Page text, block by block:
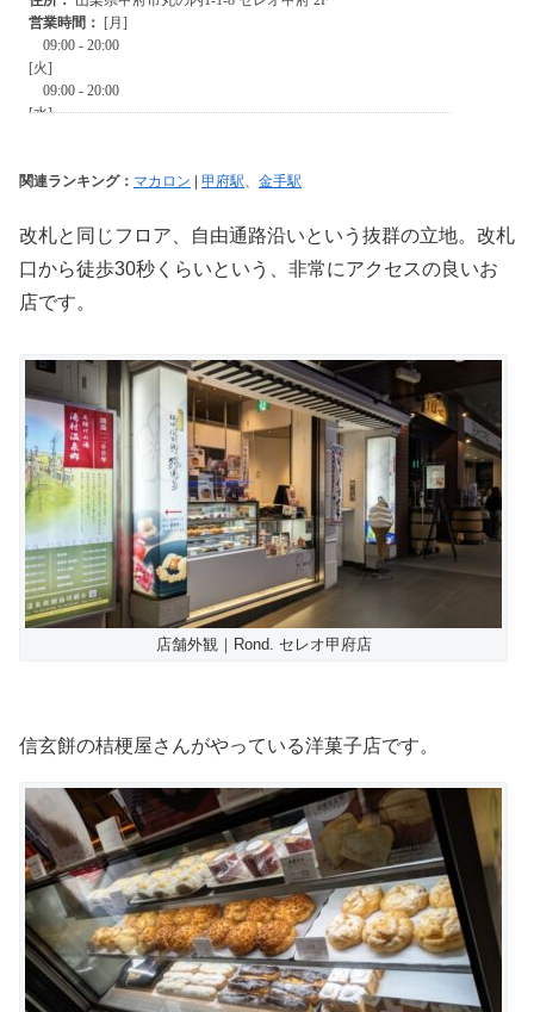
関連ランキング： マカロン | 甲府駅、 金手駅
改札と同じフロア、自由通路沿いという抜群の立地。改札
口から徒歩30秒くらいという、非常にアクセスの良いお
店です。
店舗外観｜Rond. セレオ甲府店
信玄餅の桔梗屋さんがやっている洋菓子店です。